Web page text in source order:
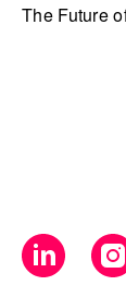
The Future